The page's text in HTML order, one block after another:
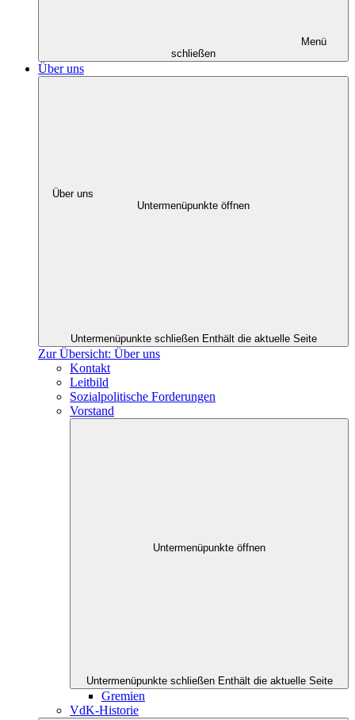
Menü
schließen
Über uns
Über uns
Untermenüpunkte öffnen
Untermenüpunkte schließen Enthält die aktuelle Seite
Zur Übersicht: Über uns
Kontakt
Leitbild
Sozialpolitische Forderungen
Vorstand
Untermenüpunkte öffnen
Untermenüpunkte schließen Enthält die aktuelle Seite
Gremien
VdK-Historie